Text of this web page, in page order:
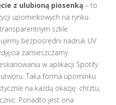
z ulubioną piosenką – to
upominkowych na rynku.
szkle
bezpośredni nadruk UV
zamieszczamy
w aplikacji Spotify
Taka forma upominku
na każdą okazję: chrztu,
Ponadto jest ona